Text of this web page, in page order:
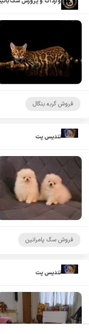
فروش گربه بنگال
تندیس پت
فروش سگ پامرانین
تندیس پت